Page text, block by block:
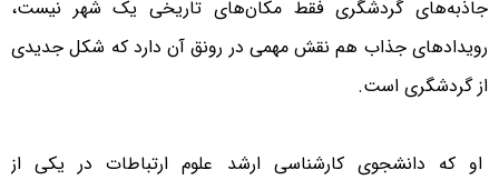
جاذبه‌های گردشگری فقط مکان‌های تاریخی یک شهر نیست،
رویدادهای جذاب هم نقش مهمی در رونق آن دارد که شکل جدیدی
از گردشگری است.
او که دانشجوی کارشناسی ارشد علوم ارتباطات در یکی از